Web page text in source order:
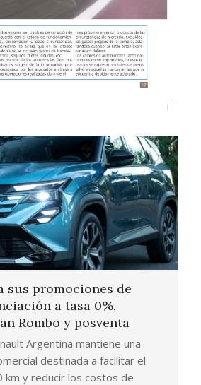
sus promociones de
a tasa 0%,
Rombo y posventa
Argentina mantiene una
destinada a facilitar el
km y reducir los costos de